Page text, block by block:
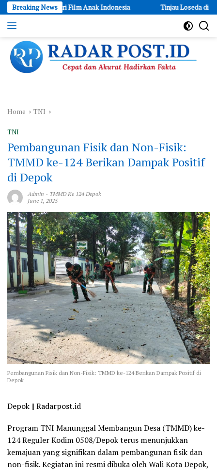
Skip
to
content
Breaking News
Film Anak Indonesia Tinjau Loseda di Sektor 5
dan
Akurat
Hadirkan
Fakta
Home TNI
TNI
Pembangunan Fisik dan Non-Fisik:
TMMD ke-124 Berikan Dampak Positif
di Depok
Admin - TMMD Ke 124 Depok
June 1, 2025
Pembangunan Fisik dan Non-Fisik: TMMD ke-124 Berikan Dampak Positif di
Depok
Depok || Radarpost.id
Program TNI Manunggal Membangun Desa (TMMD) ke-
124 Reguler Kodim 0508/Depok terus menunjukkan
kemajuan yang signifikan dalam pembangunan fisik dan
non-fisik. Kegiatan ini resmi dibuka oleh Wali Kota Depok,